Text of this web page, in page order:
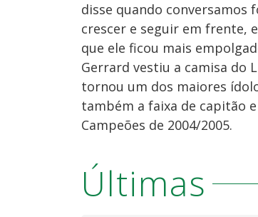
disse quando conversamos
crescer e seguir em frente,
que ele ficou mais
Gerrard vestiu a camisa do
tornou um dos maiores
também a faixa de capitão
Campeões de 2004/2005.
Últimas